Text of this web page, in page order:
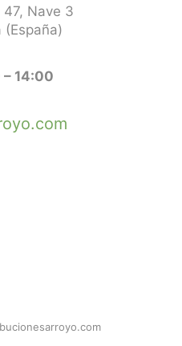
Nave 3
(España)
14:00